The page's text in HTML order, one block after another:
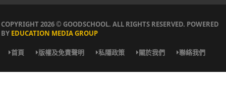
COPYRIGHT 2026 © GOODSCHOOL. ALL RIGHTS RESERVED. POWERED
BY EDUCATION MEDIA GROUP
首頁 版權及免責聲明 私隱政策 關於我們 聯絡我們